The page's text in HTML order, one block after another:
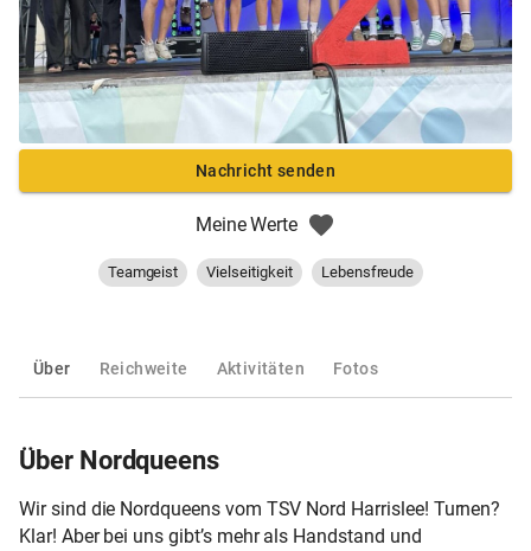
Nachricht senden
Meine Werte
Teamgeist Vielseitigkeit Lebensfreude
Über Reichweite Aktivitäten Fotos
Über Nordqueens
Wir sind die Nordqueens vom TSV Nord Harrislee! Turnen?
Klar! Aber bei uns gibt’s mehr als Handstand und